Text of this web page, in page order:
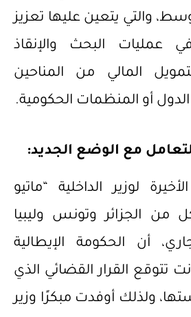
والتي يتعين عليها تعزيز
عمليات البحث والإنقاذ
المالي من المناحين
أو المنظمات الحكومية.
مع الوضع الجديد:
لوزير الداخلية “ماتيو
من الجزائر وتونس وليبيا
أن الحكومة الإيطالية
تتوقع القرار القضائي الذي
ولذلك أوفدت مبكرًا وزير